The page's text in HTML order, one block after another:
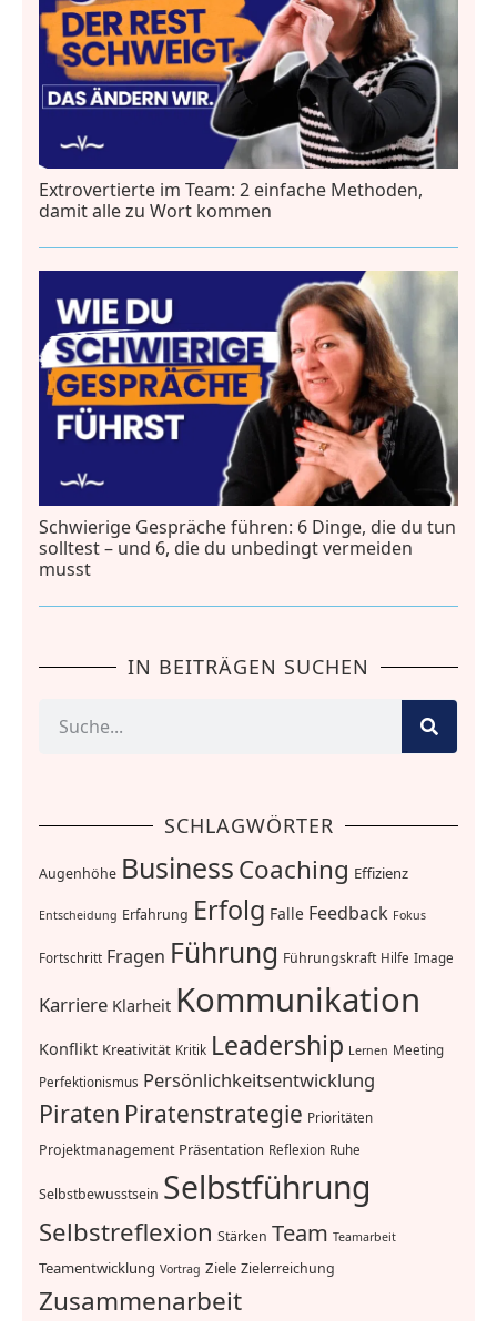
Extrovertierte im Team: 2 einfache Methoden,
damit alle zu Wort kommen
Schwierige Gespräche führen: 6 Dinge, die du tun
solltest – und 6, die du unbedingt vermeiden
musst
IN BEITRÄGEN SUCHEN
SCHLAGWÖRTER
Augenhöhe BusinessCoaching Effizienz
Entscheidung Erfahrung Erfolg Falle Feedback Fokus
Fortschritt Fragen Führung Führungskraft Hilfe Image
Karriere Klarheit Kommunikation
Konflikt Kreativität Kritik Leadership Lernen Meeting
Perfektionismus Persönlichkeitsentwicklung
Piraten Piratenstrategie Prioritäten
Projektmanagement Präsentation Reflexion Ruhe
Selbstbewusstsein Selbstführung
Selbstreflexion Stärken Team Teamarbeit
Teamentwicklung Vortrag Ziele Zielerreichung
Zusammenarbeit